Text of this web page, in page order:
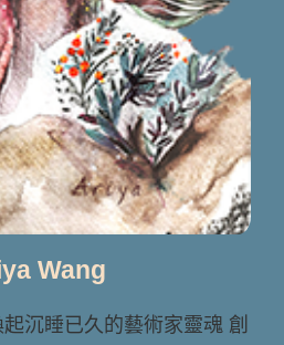
Wang
沉睡已久的藝術家靈魂 創